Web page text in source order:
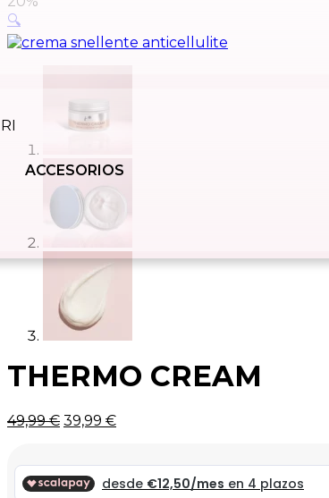
ACCESORIOS
🔍
THERMO CREAM
El
era:
49,99 €.
49,99€El
es:
49,99 €.
39,99 €